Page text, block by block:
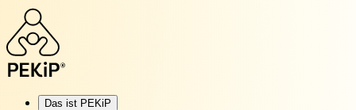
Das ist PEKiP